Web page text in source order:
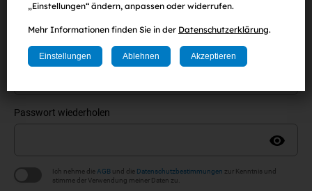
mind. 8 Zeichen eine Zahl sowie ein Klein- undGroßbuchstabe
Passwort wiederholen
Ich nehme die AGB und die Datenschutzbestimmungen zur Kenntnis und
stimme der Verwendung meiner Daten zu.
„Einstellungen“ ändern, anpassen oder widerrufen.
Mehr Informationen finden Sie in der Datenschutzerklärung.
Einstellungen Ablehnen Akzeptieren